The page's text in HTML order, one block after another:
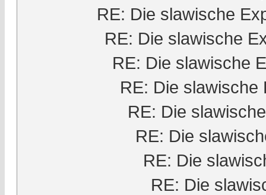
RE: Die slawische
RE: Die slawische
RE: Die slawische
RE: Die slawische
RE: Die
RE: Die
RE: Die
RE: Die